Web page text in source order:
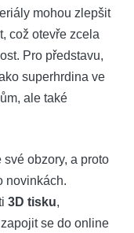
mohou zlepšit
což otevře zcela
Pro představu,
superhrdina ve
ale také
obzory, a proto
novinkách.
3D tisku,
se do online